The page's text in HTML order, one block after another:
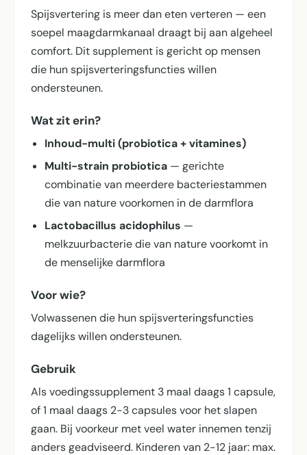
Spijsvertering is meer dan eten verteren — een
soepel maagdarmkanaal draagt bij aan algeheel
comfort. Dit supplement is gericht op mensen
die hun spijsverterings­functies willen
ondersteunen.
Wat zit erin?
Inhoud-multi (probiotica + vitamines)
Multi-strain probiotica — gerichte
combinatie van meerdere bacteriestammen
die van nature voorkomen in de darmflora
Lactobacillus acidophilus —
melkzuurbacterie die van nature voorkomt in
de menselijke darmflora
Voor wie?
Volwassenen die hun spijsverterings­functies
dagelijks willen ondersteunen.
Gebruik
Als voedingssupplement 3 maal daags 1 capsule,
of 1 maal daags 2-3 capsules voor het slapen
gaan. Bij voorkeur met veel water innemen tenzij
anders geadviseerd. Kinderen van 2-12 jaar: max.